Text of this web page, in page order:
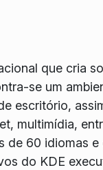
que cria
se um
escritório,
multimídia,
de 60 idiomas
do KDE